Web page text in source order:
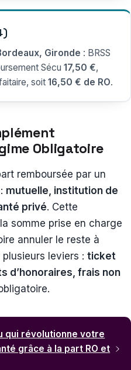
Gironde : BRSS
Sécu 17,50 €,
soit 16,50 € de RO.
Obligatoire
remboursée par un
mutuelle, institution de
privé. Cette
somme prise en charge
annuler le reste à
leviers : ticket
d’honoraires, frais non
qui révolutionne votre
grâce à la part RO et